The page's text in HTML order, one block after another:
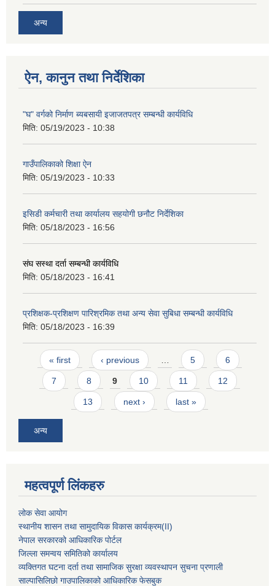
अन्य
ऐन, कानुन तथा निर्देशिका
"घ" वर्गको निर्माण ब्यबसायी इजाजतपत्र सम्बन्धी कार्यविधि
मिति: 05/19/2023 - 10:38
गाउँपालिकाको शिक्षा ऐन
मिति: 05/19/2023 - 10:33
इसिडी कर्मचारी तथा कार्यालय सहयोगी छनौट निर्देशिका
मिति: 05/18/2023 - 16:56
संघ सस्था दर्ता सम्बन्धी कार्यविधि
मिति: 05/18/2023 - 16:41
प्रशिक्षक-प्रशिक्षण पारिश्रमिक तथा अन्य सेवा सुबिधा सम्बन्धी कार्यविधि
मिति: 05/18/2023 - 16:39
Pages
« first ‹ previous … 5 6
7 8 9 10 11 12
13 next › last »
अन्य
महत्वपूर्ण लिंकहरु
लोक सेवा आयोग
स्थानीय शासन तथा सामुदायिक विकास कार्यक्रम(II)
नेपाल सरकारको आधिकारिक पोर्टल
जिल्ला समन्वय समितिको कार्यालय
व्यक्तिगत घटना दर्ता तथा सामाजिक सुरक्षा व्यवस्थापन सुचना प्रणाली
साल्पासिलिछो गाउपालिकाको आधिकारिक फेसबुक